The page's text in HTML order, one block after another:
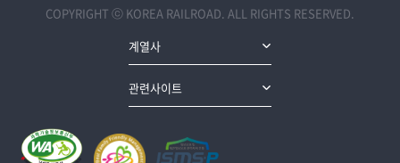
COPYRIGHT ⓒ KOREA RAILROAD. ALL RIGHTS RESERVED.
계열사
관련사이트